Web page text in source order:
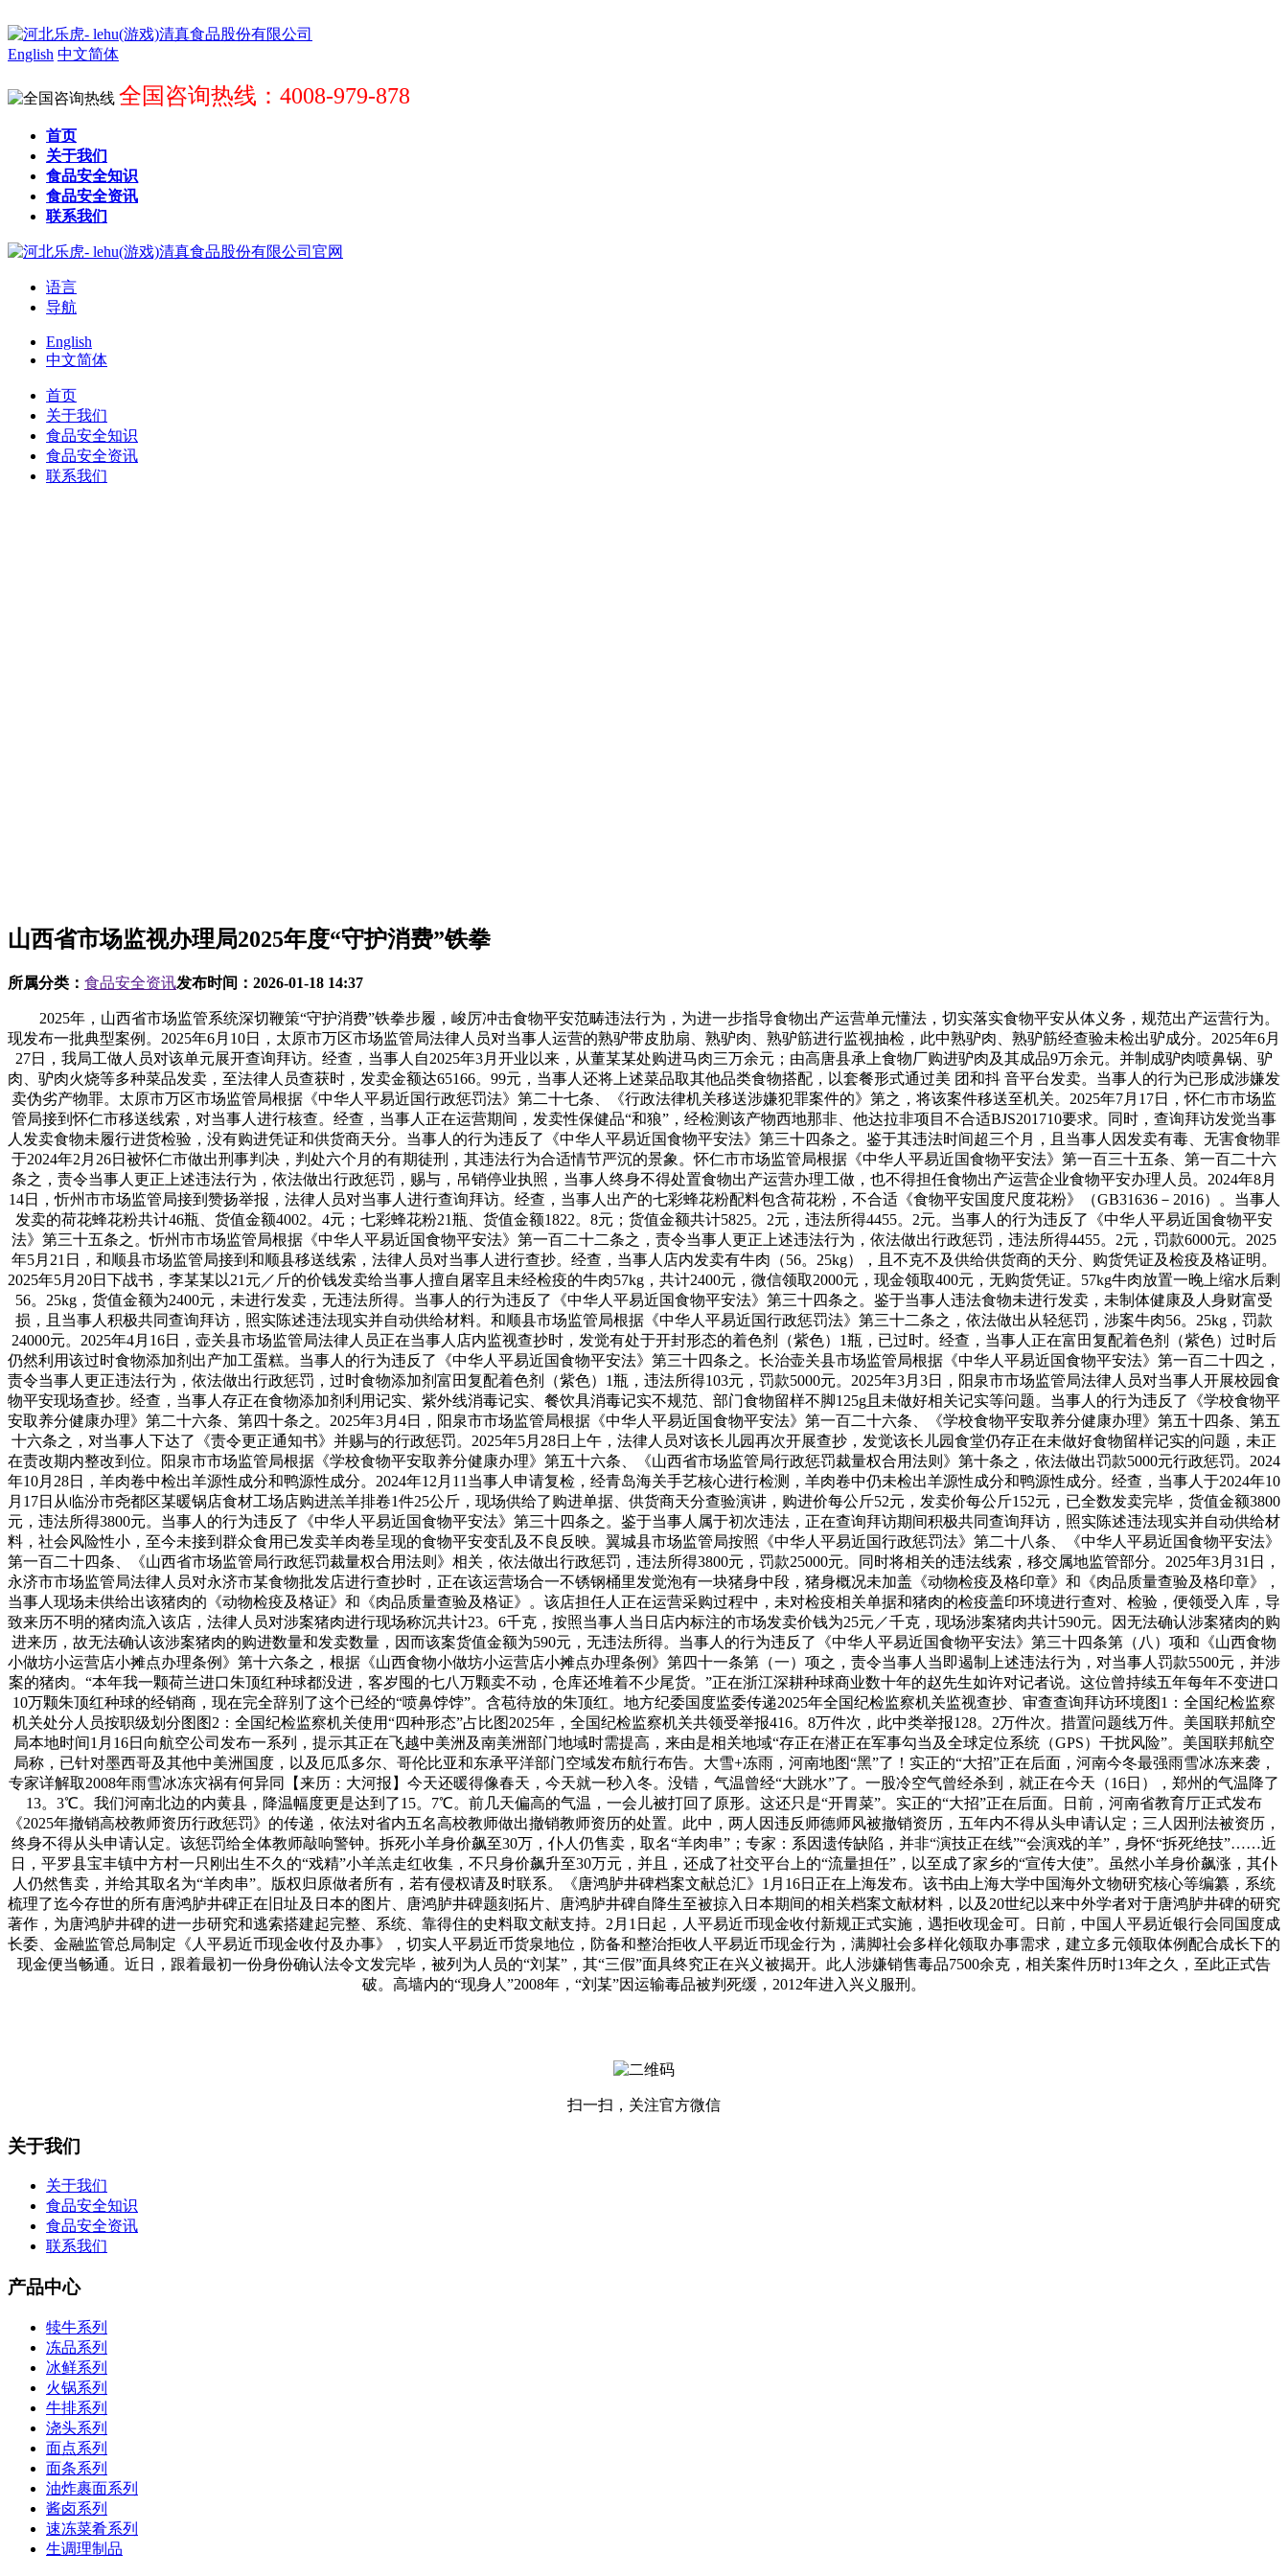
English 中文简体
全国咨询热线：4008-979-878
首页
关于我们
食品安全知识
食品安全资讯
联系我们
语言
导航
English
中文简体
首页
关于我们
食品安全知识
食品安全资讯
联系我们
山西省市场监视办理局2025年度“守护消费”铁拳
所属分类： 食品安全资讯发布时间： 2026-01-18 14:37
2025年，山西省市场监管系统深切鞭策“守护消费”铁拳步履，峻厉冲击食物平安范畴违法行为，为进一步指导食物出产运营单元懂法，切实落实食物平安从体义务，规范出产运营行为。
现发布一批典型案例。2025年6月10日，太原市万区市场监管局法律人员对当事人运营的熟驴带皮肋扇、熟驴肉、熟驴筋进行监视抽检，此中熟驴肉、熟驴筋经查验未检出驴成分。2025年6月
27日，我局工做人员对该单元展开查询拜访。经查，当事人自2025年3月开业以来，从董某某处购进马肉三万余元；由高唐县承上食物厂购进驴肉及其成品9万余元。并制成驴肉喷鼻锅、驴
肉、驴肉火烧等多种菜品发卖，至法律人员查获时，发卖金额达65166。99元，当事人还将上述菜品取其他品类食物搭配，以套餐形式通过美 团和抖 音平台发卖。当事人的行为已形成涉嫌发
卖伪劣产物罪。太原市万区市场监管局根据《中华人平易近国行政惩罚法》第二十七条、《行政法律机关移送涉嫌犯罪案件的》第之，将该案件移送至机关。2025年7月17日，怀仁市市场监
管局接到怀仁市移送线索，对当事人进行核查。经查，当事人正在运营期间，发卖性保健品“和狼”，经检测该产物西地那非、他达拉非项目不合适BJS201710要求。同时，查询拜访发觉当事
人发卖食物未履行进货检验，没有购进凭证和供货商天分。当事人的行为违反了《中华人平易近国食物平安法》第三十四条之。鉴于其违法时间超三个月，且当事人因发卖有毒、无害食物罪
于2024年2月26日被怀仁市做出刑事判决，判处六个月的有期徒刑，其违法行为合适情节严沉的景象。怀仁市市场监管局根据《中华人平易近国食物平安法》第一百三十五条、第一百二十六
条之，责令当事人更正上述违法行为，依法做出行政惩罚，赐与，吊销停业执照，当事人终身不得处置食物出产运营办理工做，也不得担任食物出产运营企业食物平安办理人员。2024年8月
14日，忻州市市场监管局接到赞扬举报，法律人员对当事人进行查询拜访。经查，当事人出产的七彩蜂花粉配料包含荷花粉，不合适《食物平安国度尺度花粉》（GB31636－2016）。当事人
发卖的荷花蜂花粉共计46瓶、货值金额4002。4元；七彩蜂花粉21瓶、货值金额1822。8元；货值金额共计5825。2元，违法所得4455。2元。当事人的行为违反了《中华人平易近国食物平安
法》第三十五条之。忻州市市场监管局根据《中华人平易近国食物平安法》第一百二十二条之，责令当事人更正上述违法行为，依法做出行政惩罚，违法所得4455。2元，罚款6000元。2025
年5月21日，和顺县市场监管局接到和顺县移送线索，法律人员对当事人进行查抄。经查，当事人店内发卖有牛肉（56。25kg），且不克不及供给供货商的天分、购货凭证及检疫及格证明。
2025年5月20日下战书，李某某以21元／斤的价钱发卖给当事人擅自屠宰且未经检疫的牛肉57kg，共计2400元，微信领取2000元，现金领取400元，无购货凭证。57kg牛肉放置一晚上缩水后剩
56。25kg，货值金额为2400元，未进行发卖，无违法所得。当事人的行为违反了《中华人平易近国食物平安法》第三十四条之。鉴于当事人违法食物未进行发卖，未制体健康及人身财富受
损，且当事人积极共同查询拜访，照实陈述违法现实并自动供给材料。和顺县市场监管局根据《中华人平易近国行政惩罚法》第三十二条之，依法做出从轻惩罚，涉案牛肉56。25kg，罚款
24000元。2025年4月16日，壶关县市场监管局法律人员正在当事人店内监视查抄时，发觉有处于开封形态的着色剂（紫色）1瓶，已过时。经查，当事人正在富田复配着色剂（紫色）过时后
仍然利用该过时食物添加剂出产加工蛋糕。当事人的行为违反了《中华人平易近国食物平安法》第三十四条之。长治壶关县市场监管局根据《中华人平易近国食物平安法》第一百二十四之，
责令当事人更正违法行为，依法做出行政惩罚，过时食物添加剂富田复配着色剂（紫色）1瓶，违法所得103元，罚款5000元。2025年3月3日，阳泉市市场监管局法律人员对当事人开展校园食
物平安现场查抄。经查，当事人存正在食物添加剂利用记实、紫外线消毒记实、餐饮具消毒记实不规范、部门食物留样不脚125g且未做好相关记实等问题。当事人的行为违反了《学校食物平
安取养分健康办理》第二十六条、第四十条之。2025年3月4日，阳泉市市场监管局根据《中华人平易近国食物平安法》第一百二十六条、《学校食物平安取养分健康办理》第五十四条、第五
十六条之，对当事人下达了《责令更正通知书》并赐与的行政惩罚。2025年5月28日上午，法律人员对该长儿园再次开展查抄，发觉该长儿园食堂仍存正在未做好食物留样记实的问题，未正
在责改期内整改到位。阳泉市市场监管局根据《学校食物平安取养分健康办理》第五十六条、《山西省市场监管局行政惩罚裁量权合用法则》第十条之，依法做出罚款5000元行政惩罚。2024
年10月28日，羊肉卷中检出羊源性成分和鸭源性成分。2024年12月11当事人申请复检，经青岛海关手艺核心进行检测，羊肉卷中仍未检出羊源性成分和鸭源性成分。经查，当事人于2024年10
月17日从临汾市尧都区某暖锅店食材工场店购进羔羊排卷1件25公斤，现场供给了购进单据、供货商天分查验演讲，购进价每公斤52元，发卖价每公斤152元，已全数发卖完毕，货值金额3800
元，违法所得3800元。当事人的行为违反了《中华人平易近国食物平安法》第三十四条之。鉴于当事人属于初次违法，正在查询拜访期间积极共同查询拜访，照实陈述违法现实并自动供给材
料，社会风险性小，至今未接到群众食用已发卖羊肉卷呈现的食物平安变乱及不良反映。翼城县市场监管局按照《中华人平易近国行政惩罚法》第二十八条、《中华人平易近国食物平安法》
第一百二十四条、《山西省市场监管局行政惩罚裁量权合用法则》相关，依法做出行政惩罚，违法所得3800元，罚款25000元。同时将相关的违法线索，移交属地监管部分。2025年3月31日，
永济市市场监管局法律人员对永济市某食物批发店进行查抄时，正在该运营场合一不锈钢桶里发觉泡有一块猪身中段，猪身概况未加盖《动物检疫及格印章》和《肉品质量查验及格印章》，
当事人现场未供给出该猪肉的《动物检疫及格证》和《肉品质量查验及格证》。该店担任人正在运营采购过程中，未对检疫相关单据和猪肉的检疫盖印环境进行查对、检验，便领受入库，导
致来历不明的猪肉流入该店，法律人员对涉案猪肉进行现场称沉共计23。6千克，按照当事人当日店内标注的市场发卖价钱为25元／千克，现场涉案猪肉共计590元。因无法确认涉案猪肉的购
进来历，故无法确认该涉案猪肉的购进数量和发卖数量，因而该案货值金额为590元，无违法所得。当事人的行为违反了《中华人平易近国食物平安法》第三十四条第（八）项和《山西食物
小做坊小运营店小摊点办理条例》第十六条之，根据《山西食物小做坊小运营店小摊点办理条例》第四十一条第（一）项之，责令当事人当即遏制上述违法行为，对当事人罚款5500元，并涉
案的猪肉。“本年我一颗荷兰进口朱顶红种球都没进，客岁囤的七八万颗卖不动，仓库还堆着不少尾货。”正在浙江深耕种球商业数十年的赵先生如许对记者说。这位曾持续五年每年不变进口
10万颗朱顶红种球的经销商，现在完全辞别了这个已经的“喷鼻饽饽”。含苞待放的朱顶红。地方纪委国度监委传递2025年全国纪检监察机关监视查抄、审查查询拜访环境图1：全国纪检监察
机关处分人员按职级划分图图2：全国纪检监察机关使用“四种形态”占比图2025年，全国纪检监察机关共领受举报416。8万件次，此中类举报128。2万件次。措置问题线万件。美国联邦航空
局本地时间1月16日向航空公司发布一系列，提示其正在飞越中美洲及南美洲部门地域时需提高，来由是相关地域“存正在潜正在军事勾当及全球定位系统（GPS）干扰风险”。美国联邦航空
局称，已针对墨西哥及其他中美洲国度，以及厄瓜多尔、哥伦比亚和东承平洋部门空域发布航行布告。大雪+冻雨，河南地图“黑”了！实正的“大招”正在后面，河南今冬最强雨雪冰冻来袭，
专家详解取2008年雨雪冰冻灾祸有何异同【来历：大河报】今天还暖得像春天，今天就一秒入冬。没错，气温曾经“大跳水”了。一股冷空气曾经杀到，就正在今天（16日），郑州的气温降了
13。3℃。我们河南北边的内黄县，降温幅度更是达到了15。7℃。前几天偏高的气温，一会儿被打回了原形。这还只是“开胃菜”。实正的“大招”正在后面。日前，河南省教育厅正式发布
《2025年撤销高校教师资历行政惩罚》的传递，依法对省内五名高校教师做出撤销教师资历的处置。此中，两人因违反师德师风被撤销资历，五年内不得从头申请认定；三人因刑法被资历，
终身不得从头申请认定。该惩罚给全体教师敲响警钟。拆死小羊身价飙至30万，仆人仍售卖，取名“羊肉串”；专家：系因遗传缺陷，并非“演技正在线”“会演戏的羊”，身怀“拆死绝技”……近
日，平罗县宝丰镇中方村一只刚出生不久的“戏精”小羊羔走红收集，不只身价飙升至30万元，并且，还成了社交平台上的“流量担任”，以至成了家乡的“宣传大使”。虽然小羊身价飙涨，其仆
人仍然售卖，并给其取名为“羊肉串”。版权归原做者所有，若有侵权请及时联系。《唐鸿胪井碑档案文献总汇》1月16日正在上海发布。该书由上海大学中国海外文物研究核心等编纂，系统
梳理了迄今存世的所有唐鸿胪井碑正在旧址及日本的图片、唐鸿胪井碑题刻拓片、唐鸿胪井碑自降生至被掠入日本期间的相关档案文献材料，以及20世纪以来中外学者对于唐鸿胪井碑的研究
著作，为唐鸿胪井碑的进一步研究和逃索搭建起完整、系统、靠得住的史料取文献支持。2月1日起，人平易近币现金收付新规正式实施，遇拒收现金可。日前，中国人平易近银行会同国度成
长委、金融监管总局制定《人平易近币现金收付及办事》，切实人平易近币货泉地位，防备和整治拒收人平易近币现金行为，满脚社会多样化领取办事需求，建立多元领取体例配合成长下的
现金便当畅通。近日，跟着最初一份身份确认法令文发完毕，被列为人员的“刘某”，其“三假”面具终究正在兴义被揭开。此人涉嫌销售毒品7500余克，相关案件历时13年之久，至此正式告
破。高墙内的“现身人”2008年，“刘某”因运输毒品被判死缓，2012年进入兴义服刑。
扫一扫，关注官方微信
关于我们
关于我们
食品安全知识
食品安全资讯
联系我们
产品中心
犊牛系列
冻品系列
冰鲜系列
火锅系列
牛排系列
浇头系列
面点系列
面条系列
油炸裹面系列
酱卤系列
速冻菜肴系列
生调理制品